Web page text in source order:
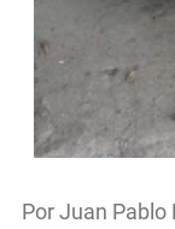
Por Juan Pablo